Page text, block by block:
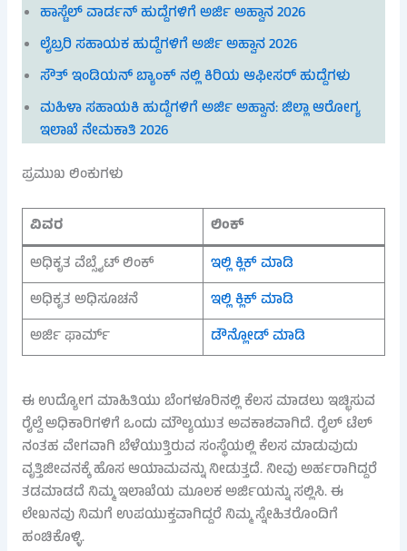
ಹಾಸ್ಟೆಲ್ ವಾರ್ಡನ್ ಹುದ್ದೆಗಳಿಗೆ ಅರ್ಜಿ ಅಹ್ವಾನ 2026
ಲೈಬ್ರರಿ ಸಹಾಯಕ ಹುದ್ದೆಗಳಿಗೆ ಅರ್ಜಿ ಅಹ್ವಾನ 2026
ಸೌತ್ ಇಂಡಿಯನ್ ಬ್ಯಾಂಕ್ ನಲ್ಲಿ ಕಿರಿಯ ಆಫೀಸರ್ ಹುದ್ದೆಗಳು
ಮಹಿಳಾ ಸಹಾಯಕಿ ಹುದ್ದೆಗಳಿಗೆ ಅರ್ಜಿ ಅಹ್ವಾನ: ಜಿಲ್ಲಾ ಆರೋಗ್ಯ
ಇಲಾಖೆ ನೇಮಕಾತಿ 2026
ಪ್ರಮುಖ ಲಿಂಕುಗಳು
ವಿವರ
ಲಿಂಕ್
ಅಧಿಕೃತ ವೆಬ್ಸೈಟ್ ಲಿಂಕ್
ಇಲ್ಲಿ ಕ್ಲಿಕ್ ಮಾಡಿ
ಅಧಿಕೃತ ಅಧಿಸೂಚನೆ
ಇಲ್ಲಿ ಕ್ಲಿಕ್ ಮಾಡಿ
ಅರ್ಜಿ ಫಾರ್ಮ್
ಡೌನ್ಲೋಡ್ ಮಾಡಿ
ಈ ಉದ್ಯೋಗ ಮಾಹಿತಿಯು ಬೆಂಗಳೂರಿನಲ್ಲಿ ಕೆಲಸ ಮಾಡಲು ಇಚ್ಛಿಸುವ
ರೈಲ್ವೆ ಅಧಿಕಾರಿಗಳಿಗೆ ಒಂದು ಮೌಲ್ಯಯುತ ಅವಕಾಶವಾಗಿದೆ. ರೈಲ್ ಟೆಲ್
ನಂತಹ ವೇಗವಾಗಿ ಬೆಳೆಯುತ್ತಿರುವ ಸಂಸ್ಥೆಯಲ್ಲಿ ಕೆಲಸ ಮಾಡುವುದು
ವೃತ್ತಿಜೀವನಕ್ಕೆ ಹೊಸ ಆಯಾಮವನ್ನು ನೀಡುತ್ತದೆ. ನೀವು ಅರ್ಹರಾಗಿದ್ದರೆ
ತಡಮಾಡದೆ ನಿಮ್ಮ ಇಲಾಖೆಯ ಮೂಲಕ ಅರ್ಜಿಯನ್ನು ಸಲ್ಲಿಸಿ. ಈ
ಲೇಖನವು ನಿಮಗೆ ಉಪಯುಕ್ತವಾಗಿದ್ದರೆ ನಿಮ್ಮ ಸ್ನೇಹಿತರೊಂದಿಗೆ
ಹಂಚಿಕೊಳ್ಳಿ.